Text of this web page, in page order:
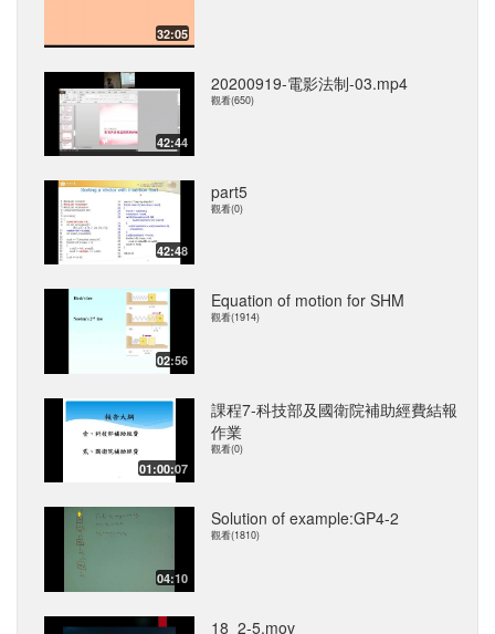
32:05
42:44
20200919-電影法制-03.mp4
觀看(650)
42:48
part5
觀看(0)
02:56
Equation of motion for SHM
觀看(1914)
01:00:07
課程7-科技部及國衛院補助經費結報
作業
觀看(0)
04:10
Solution of example:GP4-2
觀看(1810)
18_2-5.mov